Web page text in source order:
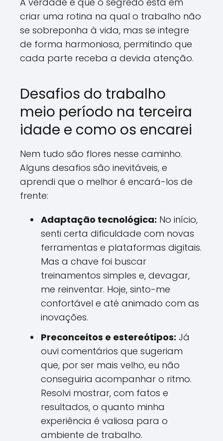
criar uma rotina na qual o trabalho não
se sobreponha à vida, mas se integre
de forma harmoniosa, permitindo que
cada parte receba a devida atenção.
Desafios do trabalho
meio período na terceira
idade e como os encarei
Nem tudo são flores nesse caminho.
Alguns desafios são inevitáveis, e
aprendi que o melhor é encará-los de
frente:
Adaptação tecnológica: No início,
senti certa dificuldade com novas
ferramentas e plataformas digitais.
Mas a chave foi buscar
treinamentos simples e, devagar,
me reinventar. Hoje, sinto-me
confortável e até animado com as
inovações.
Preconceitos e estereótipos: Já
ouvi comentários que sugeriam
que, por ser mais velho, eu não
conseguiria acompanhar o ritmo.
Resolvi mostrar, com fatos e
resultados, o quanto minha
experiência é valiosa para o
ambiente de trabalho.